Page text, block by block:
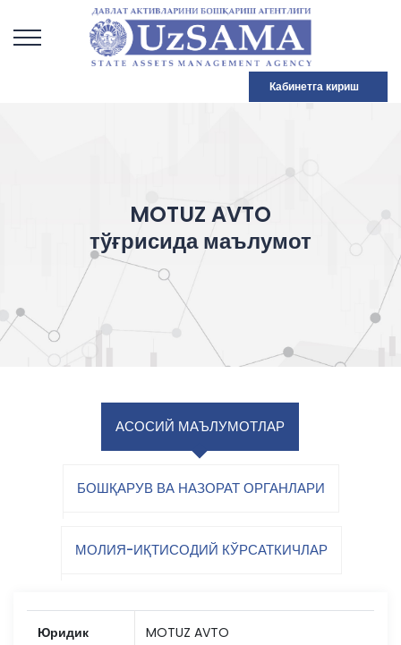
Кабинетга кириш
MOTUZ AVTO
тўғрисида маълумот
АСОСИЙ МАЪЛУМОТЛАР
БОШҚАРУВ ВА НАЗОРАТ ОРГАНЛАРИ
МОЛИЯ-ИҚТИСОДИЙ КЎРСАТКИЧЛАР
Юридик
MOTUZ AVTO